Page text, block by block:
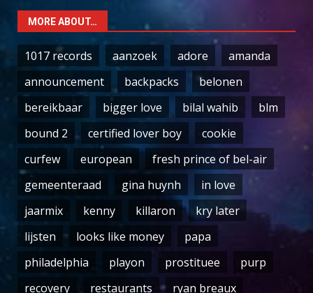
MORE ABOUT…
1017 records aanzoek adore
amanda
announcement
backpacks
belonen
bereikbaar
bigger love bilal wahib
blm
bound 2
certified lover boy
cookie
curfew
european
fresh prince of bel-air
gemeenteraad
gina huynh
in love
jaarmix
kenny killaron
kry later
lijsten
looks like money
papa
philadelphia
playon prostituee
purp
recovery
restaurants ryan breaux